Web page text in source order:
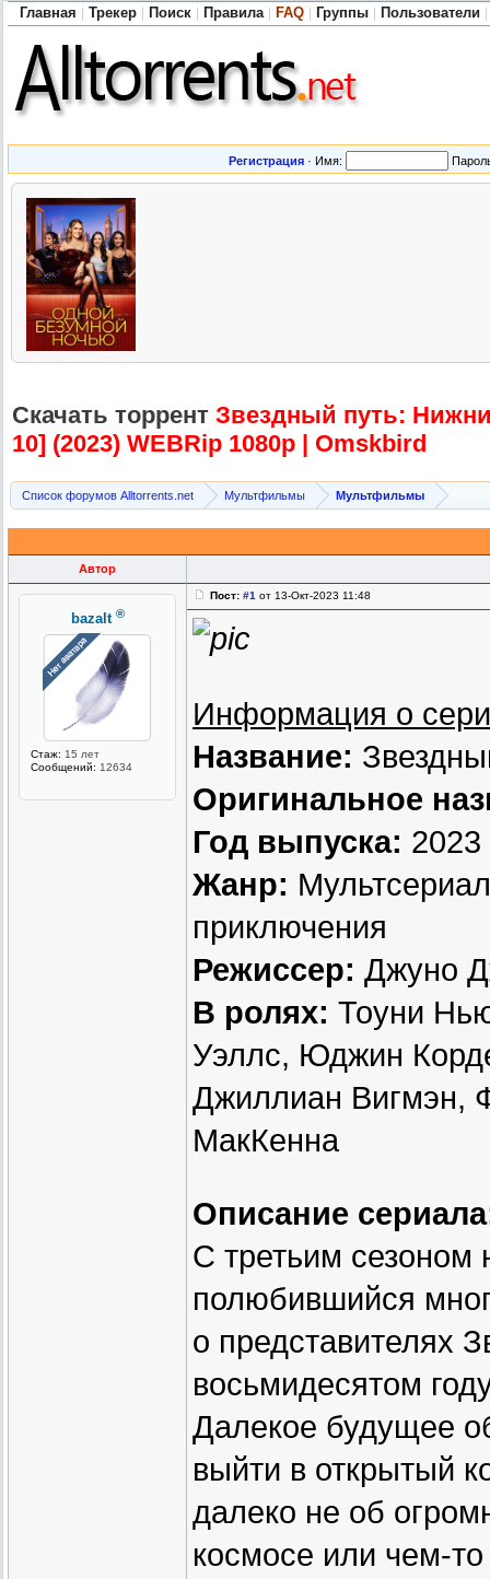
Главная Трекер Поиск Правила FAQ Группы Пользователи
Регистрация · Имя:
Скачать торрент Звездный путь:
10] (2023) WEBRip 1080p | Omskbird
Список форумов Alltorrents.net Мультфильмы Мультфильмы
Автор
bazalt ®
Стаж: 15 лет
Сообщений: 12634
Пост: #1 от 13-Окт-2023 11:48
Информация о
Название:
Оригинальное
Год выпуска: 2023
Жанр:
приключения
Режиссер: Джуно
В ролях: Тоуни
Уэллс, Юджин
Джиллиан Вигмэн,
МакКенна
Описание
С третьим сезоном
полюбившийся
о представителях
восьмидесятом
Далекое будущее
выйти в открытый
далеко не об
космосе или чем-